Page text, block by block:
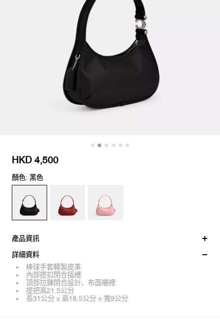
HKD 4,500
顏色: 黑色
產品資訊
詳細資料
棒球手套鞣製皮革
內部搭扣閉合插槽
頂部拉鍊閉合設計、布面襯裡
提把高21.5公分
長31公分 x 高18.5公分 x 寬9公分